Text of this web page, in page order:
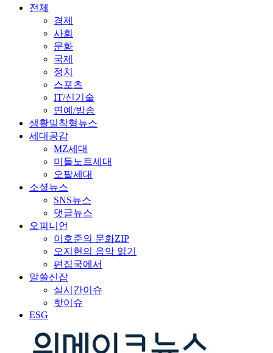
전체
경제
사회
문화
국제
정치
스포츠
IT/신기술
연예/방송
생활밀착형뉴스
세대공감
MZ세대
미들노트세대
오팔세대
소셜뉴스
SNS뉴스
댓글뉴스
오피니언
이호준의 문화ZIP
오지헌의 음악 읽기
편집국에서
알쓸신잡
실시간이슈
핫이슈
ESG